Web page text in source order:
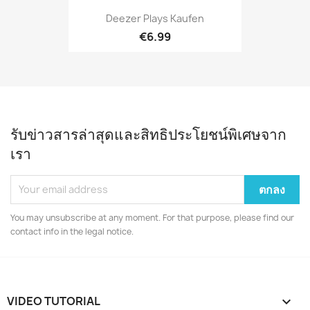
Deezer Plays Kaufen
€6.99
รับข่าวสารล่าสุดและสิทธิประโยชน์พิเศษจาก
เรา
You may unsubscribe at any moment. For that purpose, please find our
contact info in the legal notice.
VIDEO TUTORIAL 